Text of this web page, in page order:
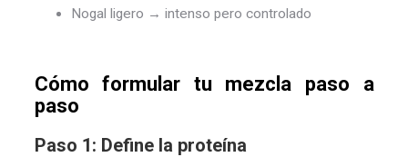
Nogal ligero → intenso pero controlado
Cómo formular tu mezcla paso a
paso
Paso 1: Define la proteína